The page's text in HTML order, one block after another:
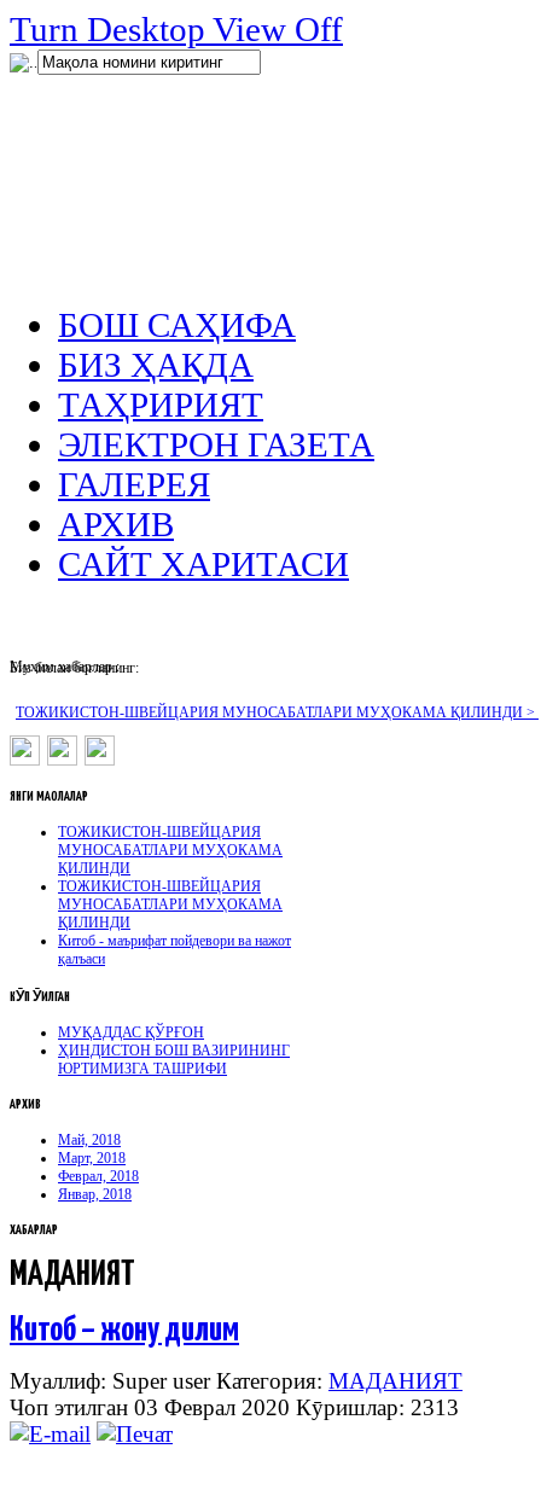
Turn Desktop View Off
.
БОШ САҲИФА
БИЗ ҲАҚДА
ТАҲРИРИЯТ
ЭЛЕКТРОН ГАЗЕТА
ГАЛЕРЕЯ
АРХИВ
САЙТ ХАРИТАСИ
Муҳим хабарлар :
ТОЖИКИСТОН-ШВЕЙЦАРИЯ МУНОСАБАТЛАРИ МУҲОКАМА ҚИЛИНДИ >
Биз билан боғланинг:
ЯНГИ МАҚОЛАЛАР
ТОЖИКИСТОН-ШВЕЙЦАРИЯ
МУНОСАБАТЛАРИ МУҲОКАМА
ҚИЛИНДИ
ТОЖИКИСТОН-ШВЕЙЦАРИЯ
МУНОСАБАТЛАРИ МУҲОКАМА
ҚИЛИНДИ
Китоб - маърифат пойдевори ва нажот
қалъаси
КӮП ӮҚИЛГАН
МУҚАДДАС ҚЎРҒОН
ҲИНДИСТОН БОШ ВАЗИРИНИНГ
ЮРТИМИЗГА ТАШРИФИ
АРХИВ
Май, 2018
Март, 2018
Феврал, 2018
Январ, 2018
ХАБАРЛАР
МАДАНИЯТ
Китоб – жону дилим
Муаллиф: Super userКатегория: МАДАНИЯТ
Чоп этилган 03 Феврал 2020 Кӯришлар: 2313